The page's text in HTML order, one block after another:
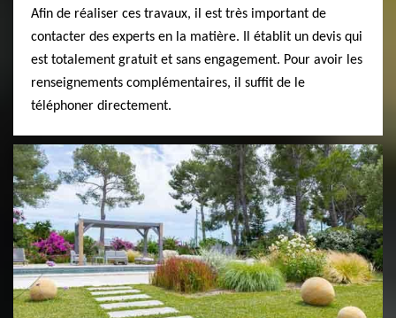
Afin de réaliser ces travaux, il est très important de
contacter des experts en la matière. Il établit un devis qui
est totalement gratuit et sans engagement. Pour avoir les
renseignements complémentaires, il suffit de le
téléphoner directement.